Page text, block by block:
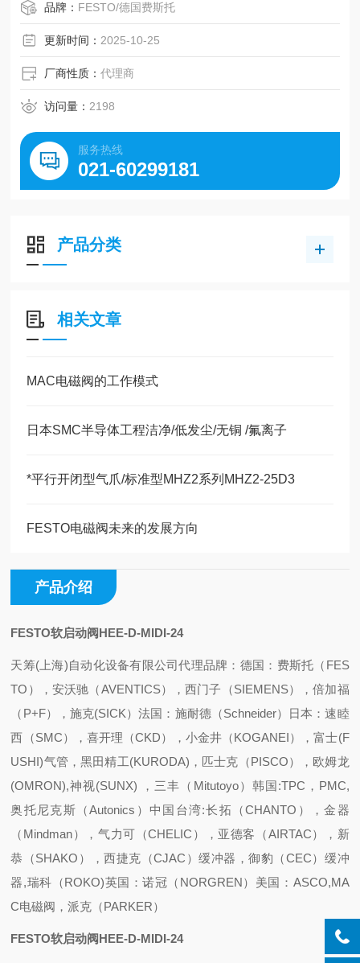
品牌： FESTO/德国费斯托
更新时间： 2025-10-25
厂商性质：代理商
访问量： 2198
服务热线
021-60299181
产品分类
相关文章
MAC电磁阀的工作模式
日本SMC半导体工程洁净/低发尘/无铜 /氟离子
*平行开闭型气爪/标准型MHZ2系列MHZ2-25D3
FESTO电磁阀未来的发展方向
产品介绍
FESTO软启动阀HEE-D-MIDI-24
天筹(上海)自动化设备有限公司代理品牌： 德国：费斯托（FES
TO），安沃驰（AVENTICS），西门子（SIEMENS），倍加福
（P+F），施克(SICK）法国：施耐德（Schneider）
日本：速睦
西（SMC），喜开理（CKD），小金井（KOGANEI），富士(F
USHI)气管，黑田精工(KURODA)，匹士克（PISCO），欧姆龙
(OMRON),神视(SUNX) ，三丰（Mitutoyo） 韩国:TPC，PMC,
奥托尼克斯（Autonics） 中国台湾:长拓（CHANTO），金器
（Mindman），气力可（CHELIC），亚德客（AIRTAC），新
恭（SHAKO），西捷克（CJAC）缓冲器，御豹（CEC）缓冲
器,瑞科（ROKO)英国：诺冠（NORGREN） 美国：ASCO,MA
C电磁阀，派克（PARKER）
FESTO软启动阀HEE-D-MIDI-24